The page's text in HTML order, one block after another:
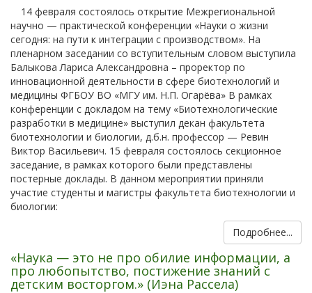
14 февраля состоялось открытие Межрегиональной
научно — практической конференции «Науки о жизни
сегодня: на пути к интеграции с производством». На
пленарном заседании со вступительным словом выступила
Балыкова Лариса Александровна – проректор по
инновационной деятельности в сфере биотехнологий и
медицины ФГБОУ ВО «МГУ им. Н.П. Огарёва» В рамках
конференции с докладом на тему «Биотехнологические
разработки в медицине» выступил декан факультета
биотехнологии и биологии, д.б.н. профессор — Ревин
Виктор Васильевич. 15 февраля состоялось секционное
заседание, в рамках которого были представлены
постерные доклады. В данном мероприятии приняли
участие студенты и магистры факультета биотехнологии и
биологии:
Подробнее...
«Наука — это не про обилие информации, а
про любопытство, постижение знаний с
детским восторгом.» (Иэна Рассела)